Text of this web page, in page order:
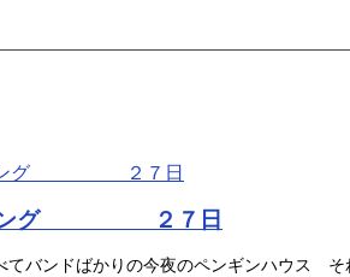
ニング ２７日
てバンドばかりの今夜のペンギンハウス